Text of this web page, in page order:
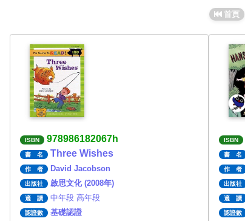
首頁
ISBN 978986182067h
書 名 Three Wishes
作 者 David Jacobson
出版社 啟思文化 (2008年)
適 讀 中年段 高年段
認證數 基礎認證
ISBN
書 名
作 者
出版社
適 讀
認證數